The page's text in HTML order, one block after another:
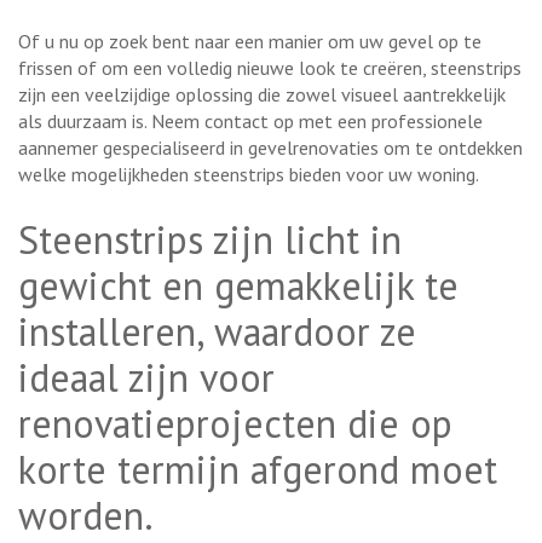
Of u nu op zoek bent naar een manier om uw gevel op te
frissen of om een volledig nieuwe look te creëren, steenstrips
zijn een veelzijdige oplossing die zowel visueel aantrekkelijk
als duurzaam is. Neem contact op met een professionele
aannemer gespecialiseerd in gevelrenovaties om te ontdekken
welke mogelijkheden steenstrips bieden voor uw woning.
Steenstrips zijn licht in
gewicht en gemakkelijk te
installeren, waardoor ze
ideaal zijn voor
renovatieprojecten die op
korte termijn afgerond moet
worden.